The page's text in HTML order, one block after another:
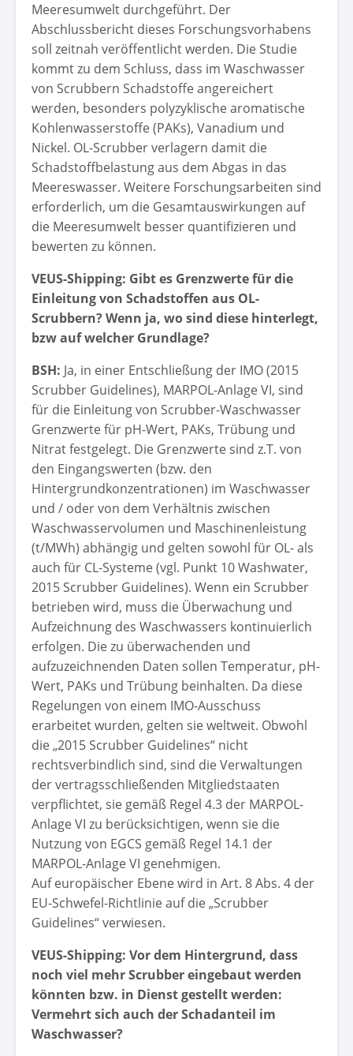
Meeresumwelt durchgeführt. Der
Abschlussbericht dieses Forschungsvorhabens
soll zeitnah veröffentlicht werden. Die Studie
kommt zu dem Schluss, dass im Waschwasser
von Scrubbern Schadstoffe angereichert
werden, besonders polyzyklische aromatische
Kohlenwasserstoffe (PAKs), Vanadium und
Nickel. OL-Scrubber verlagern damit die
Schadstoffbelastung aus dem Abgas in das
Meereswasser. Weitere Forschungsarbeiten sind
erforderlich, um die Gesamtauswirkungen auf
die Meeresumwelt besser quantifizieren und
bewerten zu können.
VEUS-Shipping: Gibt es Grenzwerte für die
Einleitung von Schadstoffen aus OL-
Scrubbern? Wenn ja, wo sind diese hinterlegt,
bzw auf welcher Grundlage?
BSH: Ja, in einer Entschließung der IMO (2015
Scrubber Guidelines), MARPOL-Anlage VI, sind
für die Einleitung von Scrubber-Waschwasser
Grenzwerte für pH-Wert, PAKs, Trübung und
Nitrat festgelegt. Die Grenzwerte sind z.T. von
den Eingangswerten (bzw. den
Hintergrundkonzentrationen) im Waschwasser
und / oder von dem Verhältnis zwischen
Waschwasservolumen und Maschinenleistung
(t/MWh) abhängig und gelten sowohl für OL- als
auch für CL-Systeme (vgl. Punkt 10 Washwater,
2015 Scrubber Guidelines). Wenn ein Scrubber
betrieben wird, muss die Überwachung und
Aufzeichnung des Waschwassers kontinuierlich
erfolgen. Die zu überwachenden und
aufzuzeichnenden Daten sollen Temperatur, pH-
Wert, PAKs und Trübung beinhalten. Da diese
Regelungen von einem IMO-Ausschuss
erarbeitet wurden, gelten sie weltweit. Obwohl
die „2015 Scrubber Guidelines“ nicht
rechtsverbindlich sind, sind die Verwaltungen
der vertragsschließenden Mitgliedstaaten
verpflichtet, sie gemäß Regel 4.3 der MARPOL-
Anlage VI zu berücksichtigen, wenn sie die
Nutzung von EGCS gemäß Regel 14.1 der
MARPOL-Anlage VI genehmigen.
Auf europäischer Ebene wird in Art. 8 Abs. 4 der
EU-Schwefel-Richtlinie auf die „Scrubber
Guidelines“ verwiesen.
VEUS-Shipping: Vor dem Hintergrund, dass
noch viel mehr Scrubber eingebaut werden
könnten bzw. in Dienst gestellt werden:
Vermehrt sich auch der Schadanteil im
Waschwasser?